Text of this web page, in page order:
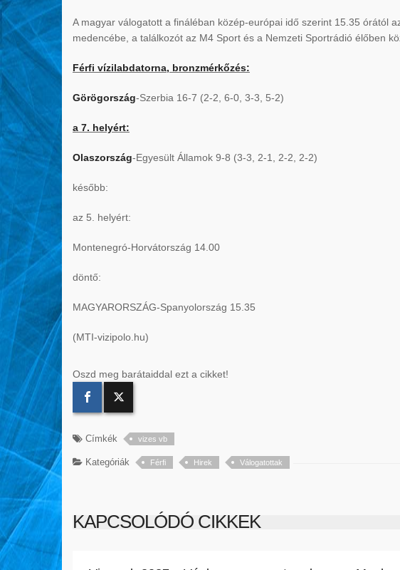
A magyar válogatott a fináléban közép-európai idő szerint 15.35 órától
medencébe, a találkozót az M4 Sport és a Nemzeti Sportrádió élőben
Férfi vízilabdatorna, bronzmérkőzés:
Görögország-Szerbia 16-7 (2-2, 6-0, 3-3, 5-2)
a 7. helyért:
Olaszország-Egyesült Államok 9-8 (3-3, 2-1, 2-2, 2-2)
később:
az 5. helyért:
Montenegró-Horvátország 14.00
döntő:
MAGYARORSZÁG-Spanyolország 15.35
(MTI-vizipolo.hu)
Oszd meg barátaiddal ezt a cikket!
Címkék vizes vb
Kategóriák Férfi Hirek Válogatottak
KAPCSOLÓDÓ CIKKEK